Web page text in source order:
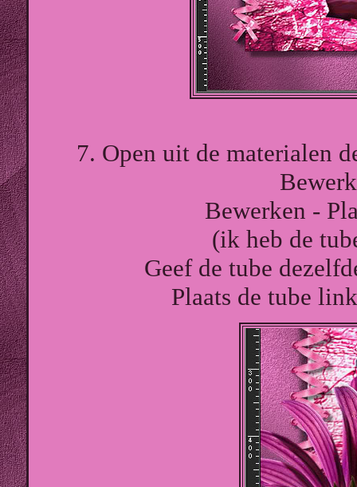
7. Open uit de materialen
Bewerken -
(ik heb de
Geef de tube
Plaats de tube